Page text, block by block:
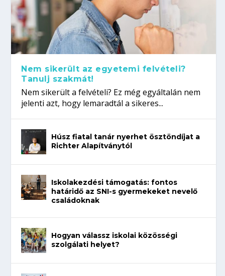
Nem sikerült az egyetemi felvételi?
Tanulj szakmát!
Nem sikerült a felvételi? Ez még egyáltalán nem
jelenti azt, hogy lemaradtál a sikeres...
Húsz fiatal tanár nyerhet ösztöndíjat a
Richter Alapítványtól
Iskolakezdési támogatás: fontos
határidő az SNI-s gyermekeket nevelő
családoknak
Hogyan válassz iskolai közösségi
szolgálati helyet?